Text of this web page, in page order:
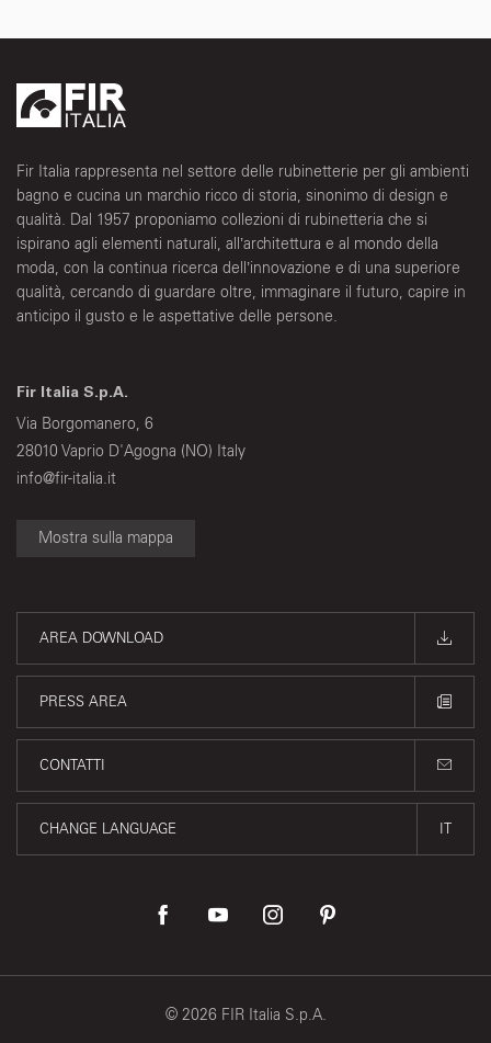
Fir Italia rappresenta nel settore delle rubinetterie per gli ambienti
bagno e cucina un marchio ricco di storia, sinonimo di design e
qualità. Dal 1957 proponiamo collezioni di rubinetteria che si
ispirano agli elementi naturali, all’architettura e al mondo della
moda, con la continua ricerca dell’innovazione e di una superiore
qualità, cercando di guardare oltre, immaginare il futuro, capire in
anticipo il gusto e le aspettative delle persone.
Fir Italia S.p.A.
Via Borgomanero, 6
28010 Vaprio D'Agogna (NO) Italy
info@fir-italia.it
Mostra sulla mappa
AREA DOWNLOAD
PRESS AREA
CONTATTI
CHANGE LANGUAGE IT
© 2026 FIR Italia S.p.A.